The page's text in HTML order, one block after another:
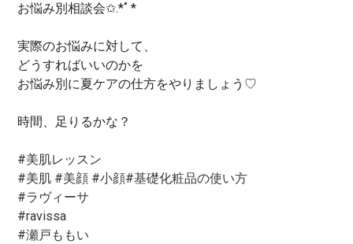
お悩み別相談会✩.*˚ *
実際のお悩みに対して、
どうすればいいのかを
お悩み別に夏ケアの仕方をやりましょう♡
時間、足りるかな？
#美肌レッスン
#美肌 #美顔 #小顔#基礎化粧品の使い方
#ラヴィーサ
#ravissa
#瀬戸ももい